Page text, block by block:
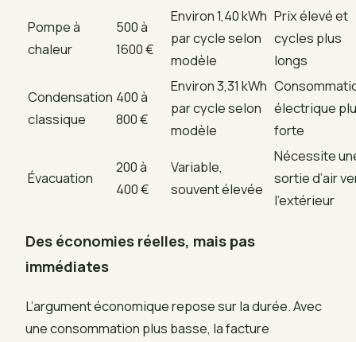
Pompe à
chaleur
500 à
1600 €
Environ 1,40 kWh
par cycle selon
modèle
Prix élevé et
cycles plus
longs
Condensation
classique
400 à
800 €
Environ 3,31 kWh
par cycle selon
modèle
électrique
forte
Évacuation
200 à
400 €
Variable,
souvent élevée
Nécessite
sortie d’air
l’extérieur
Des économies réelles, mais pas
immédiates
L’argument économique repose sur la durée. Avec
une consommation plus basse, la facture